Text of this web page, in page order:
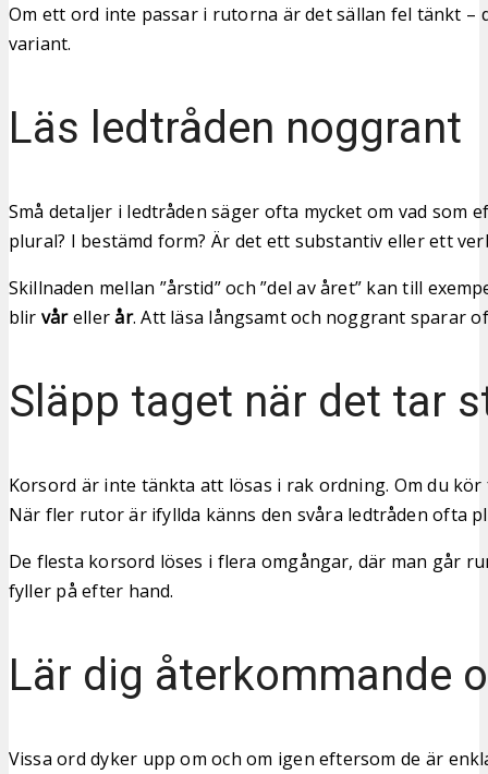
Om ett ord inte passar i rutorna är det sällan fel tänkt –
variant.
Läs ledtråden noggrant
Små detaljer i ledtråden säger ofta mycket om vad som
plural? I bestämd form? Är det ett substantiv eller ett
Skillnaden mellan ”årstid” och ”del av året” kan till
blirvårellerår. Att läsa långsamt och noggrant sparar
Släpp taget när det tar
Korsord är inte tänkta att lösas i rak ordning. Om du kör
När fler rutor är ifyllda känns den svåra ledtråden ofta
De flesta korsord löses i flera omgångar, där man går
fyller på efter hand.
Lär dig återkommande
Vissa ord dyker upp om och om igen eftersom de är